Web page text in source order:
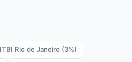
ITBI Rio de Janeiro (3%)